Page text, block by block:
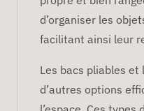
d’organiser les
facilitant ainsi leur
Les bacs pliables et
d’autres options